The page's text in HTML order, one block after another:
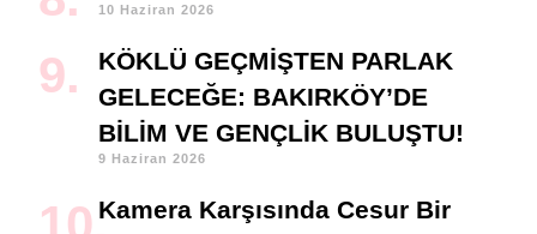
10 Haziran 2026
KÖKLÜ GEÇMİŞTEN PARLAK
GELECEĞE: BAKIRKÖY’DE
BİLİM VE GENÇLİK BULUŞTU!
9 Haziran 2026
Kamera Karşısında Cesur Bir